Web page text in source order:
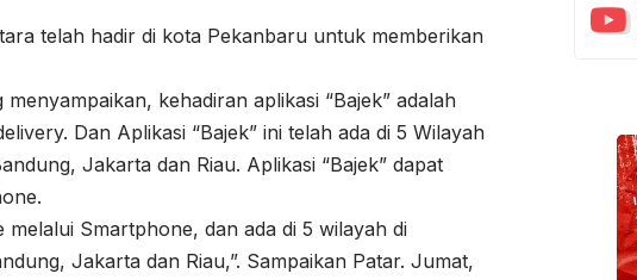
telah hadir di kota Pekanbaru untuk memberikan
kehadiran aplikasi “Bajek” adalah
Dan Aplikasi “Bajek” ini telah ada di 5 Wilayah
Jakarta dan Riau. Aplikasi “Bajek” dapat
melalui Smartphone, dan ada di 5 wilayah di
Jakarta dan Riau,”. Sampaikan Patar. Jumat,